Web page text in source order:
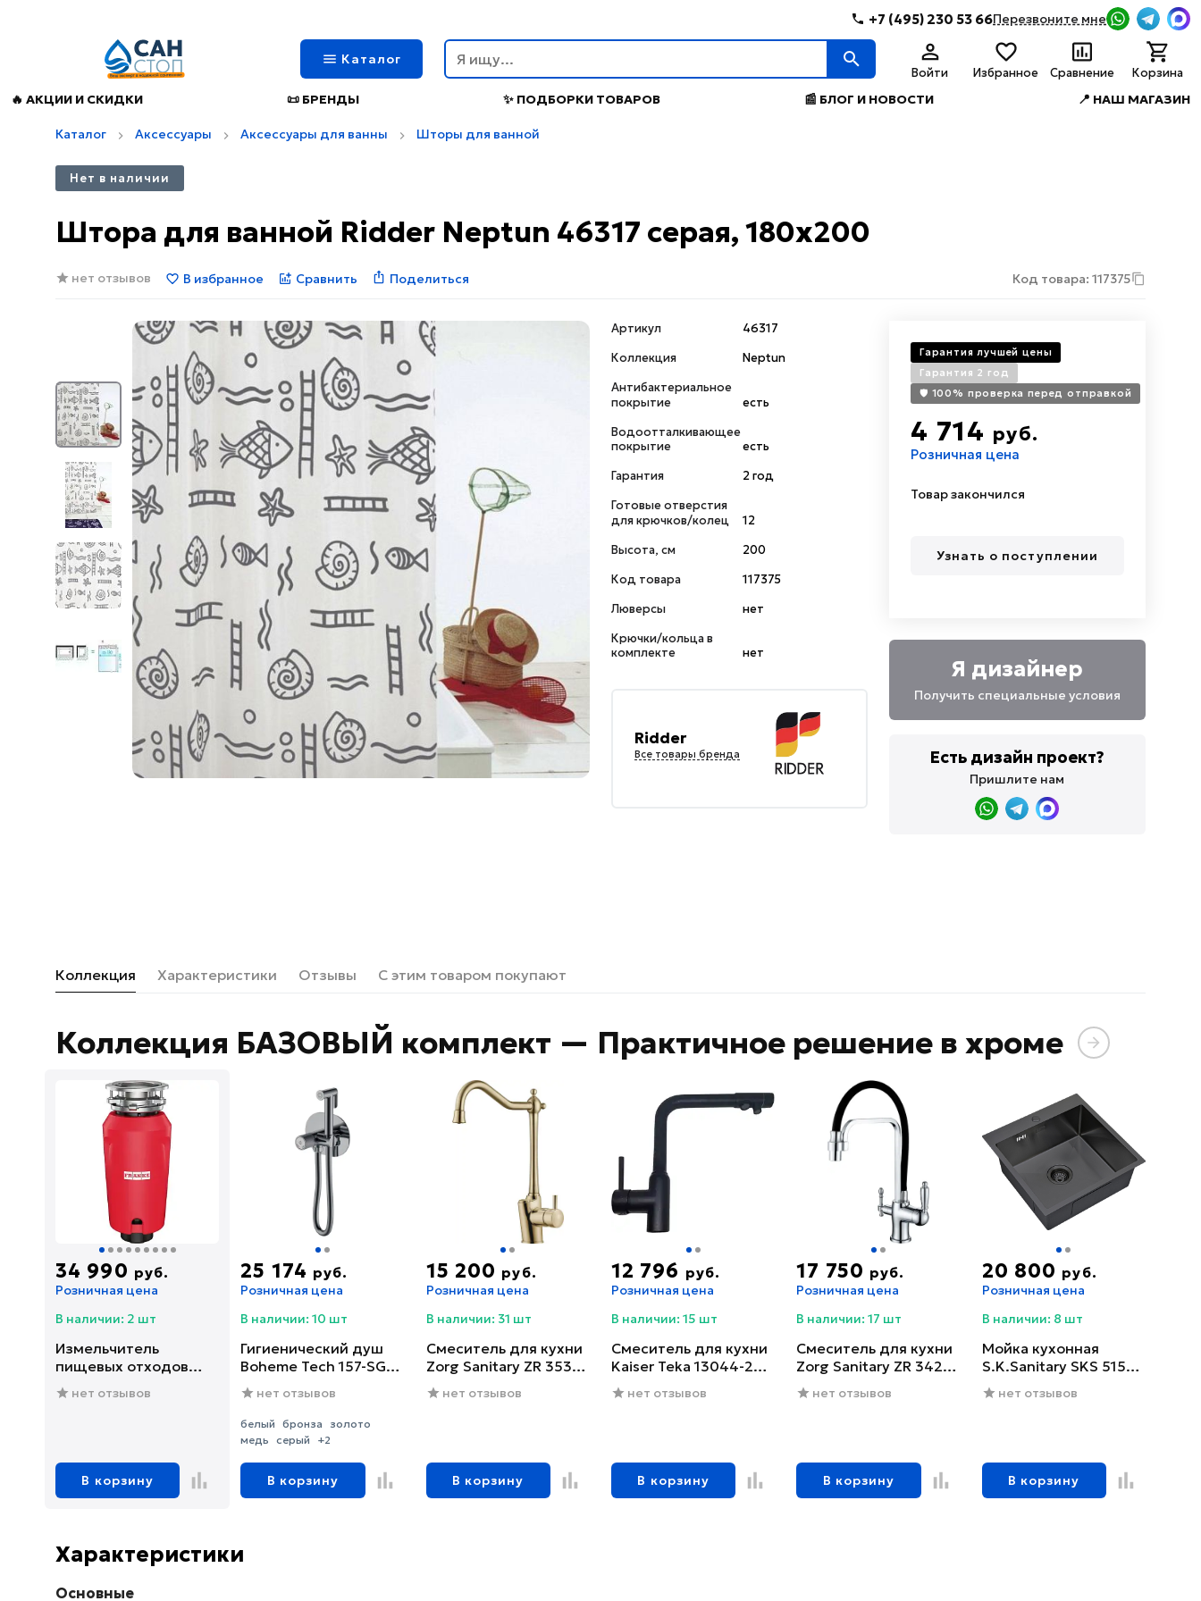
+7 (495) 230 53 66Перезвоните мне
Каталог
Войти Избранное Сравнение Корзина
🔥 АКЦИИ И СКИДКИ 📜 БРЕНДЫ ✨ ПОДБОРКИ ТОВАРОВ 📰 БЛОГ И НОВОСТИ 📍 НАШ МАГАЗИН
Каталог Аксессуары Аксессуары для ванны Шторы для ванной
Нет в наличии
Штора для ванной Ridder Neptun 46317 серая, 180x200
нет отзывов В избранное Сравнить Поделиться Код товара: 117375
Артикул
46317
Коллекция
Neptun
Антибактериальное
покрытие
есть
Водоотталкивающее
покрытие
есть
Гарантия
2 год
Готовые отверстия
для крючков/колец
12
Высота, см
200
Код товара
117375
Люверсы
нет
Крючки/кольца в
комплекте
нет
Ridder
Все товары бренда
Гарантия лучшей цены
Гарантия 2 год
🛡️ 100% проверка перед отправкой
4 714 руб.
Розничная цена
Товар закончился
Узнать о поступлении
Я дизайнер
Получить специальные условия
Есть дизайн проект?
Пришлите нам
Коллекция Характеристики Отзывы С этим товаром покупают
Коллекция БАЗОВЫЙ комплект — Практичное решение в хроме
34 990 руб.
Розничная цена
В наличии: 2 шт
Измельчитель
пищевых отходов
Franke SLIM 75
(134.0715.096)
нет отзывов
В корзину
25 174 руб.
Розничная цена
В наличии: 10 шт
Гигиенический душ
Boheme Tech 157-SGM
со смесителем, С
ВНУТРЕННЕЙ
ЧАСТЬЮ, shine gun
metal
нет отзывов
белый бронза
золото
медь
серый +2
В корзину
15 200 руб.
Розничная цена
В наличии: 31 шт
Смеситель для кухни
Zorg Sanitary ZR 353
YF-BRнет отзывов
В корзину
12 796 руб.
Розничная цена
В наличии: 15 шт
Смеситель для кухни
Kaiser Teka 13044-2
черный глянцевый
нет отзывов
В корзину
17 750 руб.
Розничная цена
В наличии: 17 шт
Смеситель для кухни
Zorg Sanitary ZR 342-6
YF нет отзывов
В корзину
20 800 руб.
Розничная цена
В наличии: 8 шт
Мойка кухонная
S.K.Sanitary SKS 5151
GRAFIT с сифоном
нет отзывов
В корзину
Характеристики
Основные